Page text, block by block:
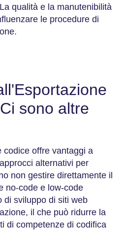
qualità e la manutenibilità
le procedure di
sono altre
codice offre vantaggi a
alternativi per
non gestire direttamente il
no-code e low-code
di sviluppo di siti web
il che può ridurre la
di competenze di codifica